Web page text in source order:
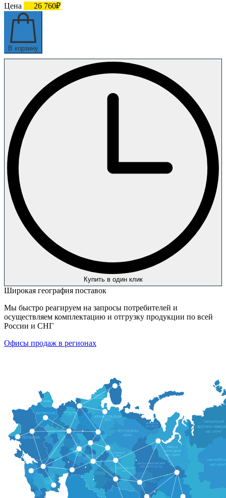
Цена 26 760₽
В корзину
Купить в один клик
Широкая география поставок
Мы быстро реагируем на запросы потребителей и
осуществляем комплектацию и отгрузку продукции по всей
России и СНГ
Офисы продаж в регионах